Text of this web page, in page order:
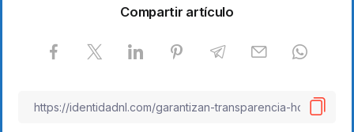
Compartir artículo